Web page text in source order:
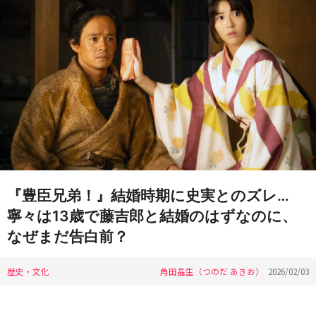
『豊臣兄弟！』結婚時期に史実とのズレ…
寧々は13歳で藤吉郎と結婚のはずなのに、
なぜまだ告白前？
歴史・文化 角田晶生（つのだ あきお） 2026/02/03